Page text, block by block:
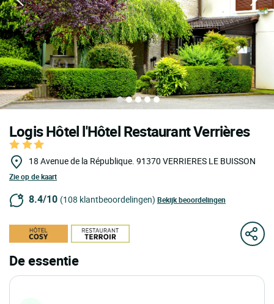
Logis Hôtel l'Hôtel Restaurant Verrières
18 Avenue de la République. 91370 VERRIERES LE BUISSON
Zie op de kaart
8.4/10 (108 klantbeoordelingen) Bekijk beoordelingen
De essentie